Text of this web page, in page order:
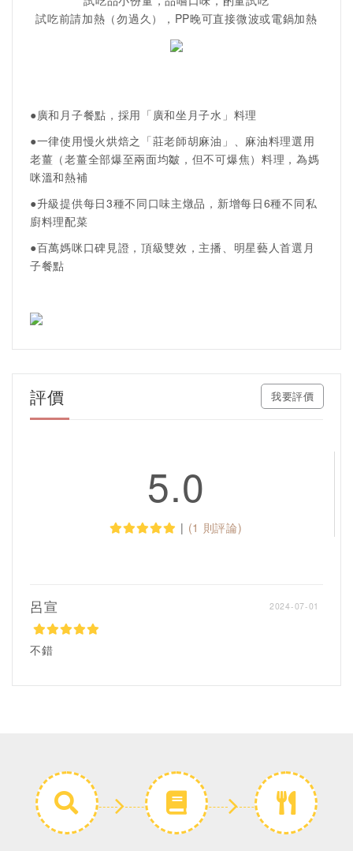
試吃前請加熱（勿過久），PP晚可直接微波或電鍋加熱
●廣和月子餐點，採用「廣和坐月子水」料理
●一律使用慢火烘焙之「莊老師胡麻油」、麻油料理選用
老薑（老薑全部爆至兩面均皺，但不可爆焦）料理，為媽
咪溫和熱補
●升級提供每日3種不同口味主燉品，新增每日6種不同私
廚料理配菜
●百萬媽咪口碑見證，頂級雙效，主播、明星藝人首選月
子餐點
評價 我要評價
5.0
| (1 則評論)
呂宣 2024-07-01
不錯